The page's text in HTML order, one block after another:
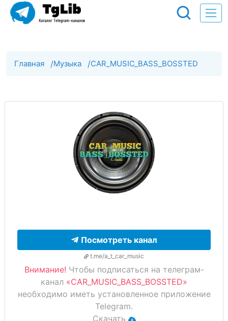
Главная /Музыка /CAR_MUSIC_BASS_BOSSTED
Посмотреть канал
t.me/a_t_car_music
Внимание! Чтобы подписаться на телеграм-
канал «CAR_MUSIC_BASS_BOSSTED»
необходимо иметь установленное приложение
Telegram.
Скачать